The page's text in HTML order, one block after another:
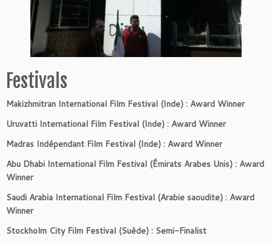
Festivals
Makizhmitran International Film Festival (Inde) : Award Winner
Uruvatti International Film Festival (Inde) : Award Winner
Madras Indépendant Film Festival (Inde) : Award Winner
Abu Dhabi International Film Festival (Émirats Arabes Unis) : Award
Winner
Saudi Arabia International Film Festival (Arabie saoudite) : Award
Winner
Stockholm City Film Festival (Suède) : Semi-Finalist